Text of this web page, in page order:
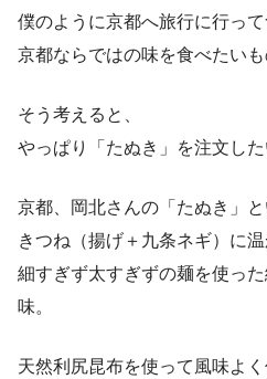
僕のように京都へ旅行に行って
京都ならではの味を食べたいも
そう考えると、
やっぱり「たぬき」を注文した
京都、岡北さんの「たぬき」
きつね（揚げ＋九条ネギ）に
細すぎず太すぎずの麺を使っ
味。
天然利尻昆布を使って風味よ